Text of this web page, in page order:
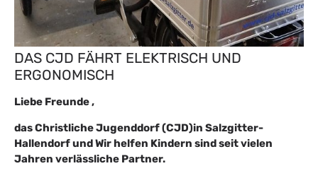
DAS CJD FÄHRT ELEKTRISCH UND
ERGONOMISCH
Liebe Freunde ,
das Christliche Jugenddorf (CJD)in Salzgitter-
Hallendorf und Wir helfen Kindern sind seit vielen
Jahren verlässliche Partner.